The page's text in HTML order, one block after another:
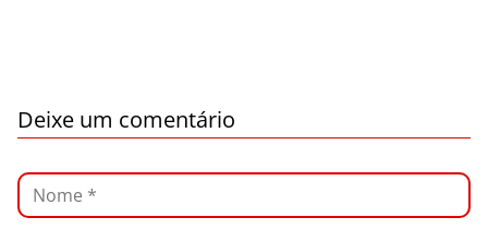
Deixe um comentário